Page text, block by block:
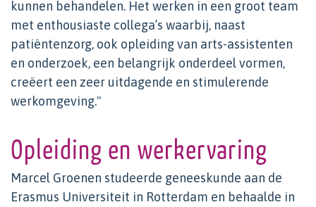
kunnen behandelen. Het werken in een groot team
met enthousiaste collega’s waarbij, naast
patiëntenzorg, ook opleiding van arts-assistenten
en onderzoek, een belangrijk onderdeel vormen,
creëert een zeer uitdagende en stimulerende
werkomgeving."
Opleiding en werkervaring
Marcel Groenen studeerde geneeskunde aan de
Erasmus Universiteit in Rotterdam en behaalde in